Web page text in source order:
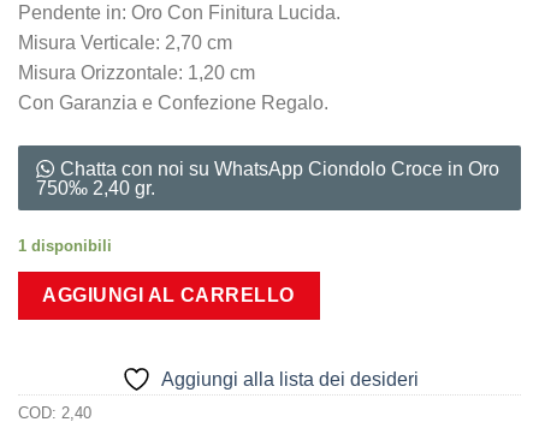
Pendente in: Oro Con Finitura Lucida.
Misura Verticale: 2,70 cm
Misura Orizzontale: 1,20 cm
Con Garanzia e Confezione Regalo.
Chatta con noi su WhatsApp Ciondolo Croce in Oro
750‰ 2,40 gr.
1 disponibili
AGGIUNGI AL CARRELLO
Aggiungi alla lista dei desideri
COD: 2,40